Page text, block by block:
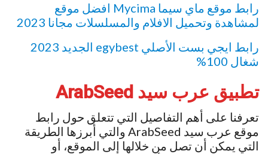
رابط موقع ماي سيما Mycima افضل موقع
لمشاهدة وتحميل الافلام والمسلسلات مجانا 2023
رابط ايجي بست الأصلي egybest الجديد 2023
شغال 100%
تطبيق عرب سيد ArabSeed
تعرفنا على أهم التفاصيل التي تتعلق حول رابط
موقع عرب سيد ArabSeed والتي أبرزها الطريقة
التي يمكن أن تصل من خلالها إلى الموقع، أو